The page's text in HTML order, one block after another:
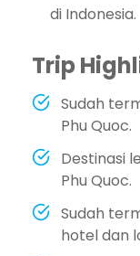
di Indonesia.
Trip
Sudah
Phu Quoc.
Destinasi
Phu Quoc.
Sudah
hotel dan